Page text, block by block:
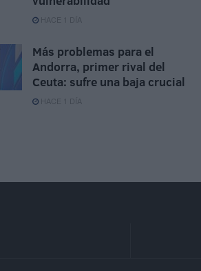
HACE 1 DÍA
Más problemas para el
Andorra, primer rival del
Ceuta: sufre una baja crucial
HACE 1 DÍA